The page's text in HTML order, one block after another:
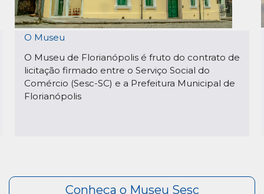
O Museu
O Museu de Florianópolis é fruto do contrato de
licitação firmado entre o Serviço Social do
Comércio (Sesc-SC) e a Prefeitura Municipal de
Florianópolis